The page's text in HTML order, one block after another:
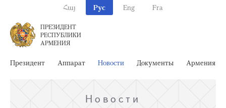
Հայ Рус Eng Fra
ПРЕЗИДЕНТ
РЕСПУБЛИКИ
АРМЕНИЯ
Президент Аппарат Новости Документы Армения
Новости